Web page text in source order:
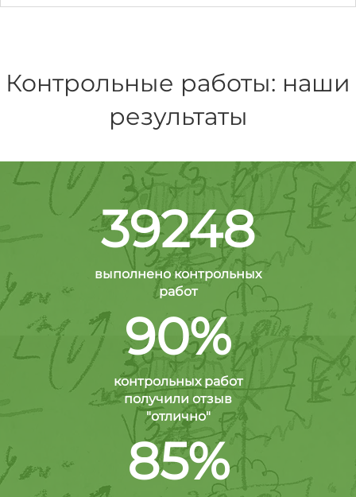
Контрольные работы: наши
результаты
39248
выполнено контрольных
работ
90%
контрольных работ
получили отзыв
"отлично"
85%